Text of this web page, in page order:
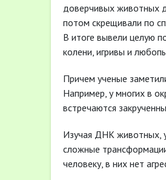
доверчивых животных
потом скрещивали по
В итоге вывели целую
колени, игривы и
Причем ученые
Например, у многих в
встречаются
Изучая ДНК животных,
сложные
человеку, в них нет